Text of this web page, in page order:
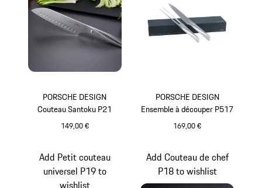
PORSCHE DESIGN
Couteau Santoku P21
149,00 €
PORSCHE DESIGN
Ensemble à découper P517
169,00 €
Add Petit couteau
universel P19 to
Add Couteau de chef
P18 to wishlist